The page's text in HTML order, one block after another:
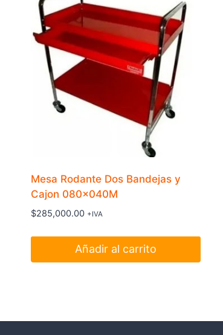
Mesa Rodante Dos Bandejas y
Cajon 080x040M
$285,000.00 +IVA
Añadir al carrito